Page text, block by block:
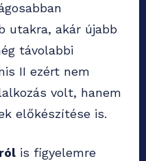
utakra, akár újabb
távolabbi
II ezért nem
volt, hanem
előkészítése is.
is figyelemre